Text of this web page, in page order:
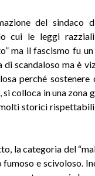
del sindaco
cui le leggi
ma il fascismo fu
di scandaloso ma è
perché
si colloca in una zona
storici rispettabili
la categoria del
fumoso e scivoloso.